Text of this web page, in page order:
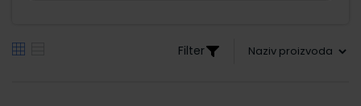
Filter